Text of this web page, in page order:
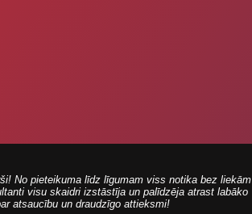
No pieteikuma līdz līgumam viss notika bez liekām
visu skaidri izstāstīja un palīdzēja atrast labāko
atsaucību un draudzīgo attieksmi!